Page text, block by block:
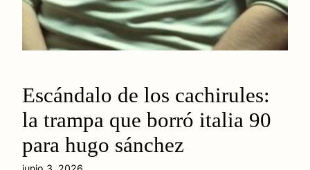
Escándalo de los cachirules:
la trampa que borró italia 90
para hugo sánchez